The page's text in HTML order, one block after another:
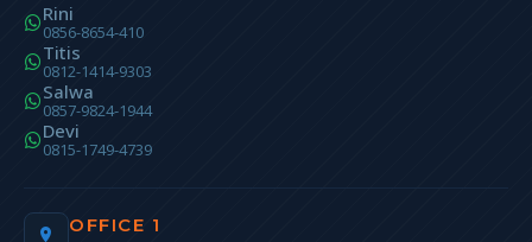
Rini
0856-8654-410
Titis
0812-1414-9303
Salwa
0857-9824-1944
Devi
0815-1749-4739
OFFICE 1